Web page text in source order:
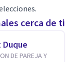
cerca de ti
DE PAREJA Y